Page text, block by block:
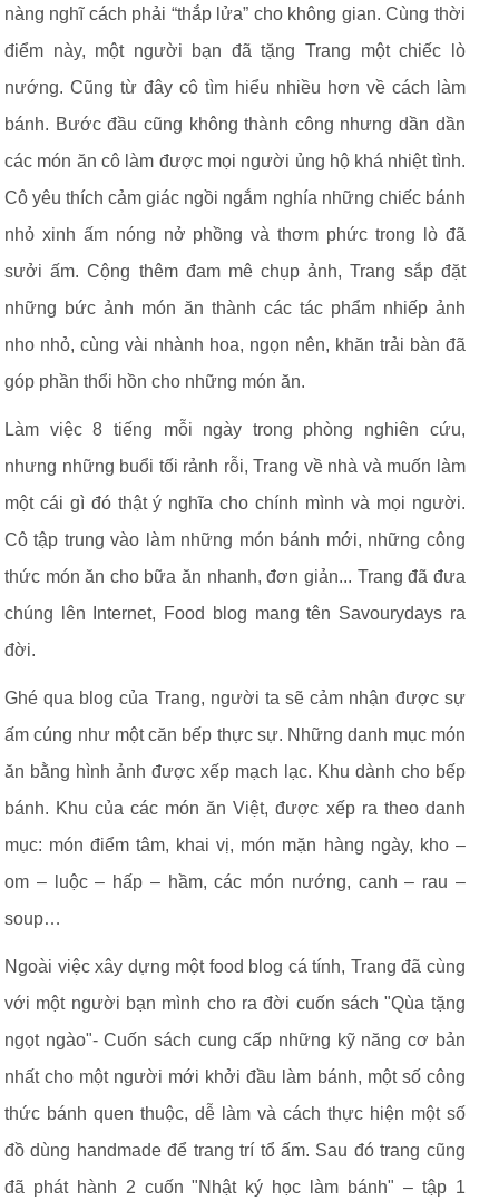
nàng nghĩ cách phải “thắp lửa” cho không gian. Cùng thời
điểm này, một người bạn đã tặng Trang một chiếc lò
nướng. Cũng từ đây cô tìm hiểu nhiều hơn về cách làm
bánh. Bước đầu cũng không thành công nhưng dần dần
các món ăn cô làm được mọi người ủng hộ khá nhiệt tình.
Cô yêu thích cảm giác ngồi ngắm nghía những chiếc bánh
nhỏ xinh ấm nóng nở phồng và thơm phức trong lò đã
sưởi ấm. Cộng thêm đam mê chụp ảnh, Trang sắp đặt
những bức ảnh món ăn thành các tác phẩm nhiếp ảnh
nho nhỏ, cùng vài nhành hoa, ngọn nên, khăn trải bàn đã
góp phần thổi hồn cho những món ăn.
Làm việc 8 tiếng mỗi ngày trong phòng nghiên cứu,
nhưng những buổi tối rảnh rỗi, Trang về nhà và muốn làm
một cái gì đó thật ý nghĩa cho chính mình và mọi người.
Cô tập trung vào làm những món bánh mới, những công
thức món ăn cho bữa ăn nhanh, đơn giản... Trang đã đưa
chúng lên Internet, Food blog mang tên Savourydays ra
đời.
Ghé qua blog của Trang, người ta sẽ cảm nhận được sự
ấm cúng như một căn bếp thực sự. Những danh mục món
ăn bằng hình ảnh được xếp mạch lạc. Khu dành cho bếp
bánh. Khu của các món ăn Việt, được xếp ra theo danh
mục: món điểm tâm, khai vị, món mặn hàng ngày, kho –
om – luộc – hấp – hầm, các món nướng, canh – rau –
soup…
Ngoài việc xây dựng một food blog cá tính, Trang đã cùng
với một người bạn mình cho ra đời cuốn sách "Qùa tặng
ngọt ngào"- Cuốn sách cung cấp những kỹ năng cơ bản
nhất cho một người mới khởi đầu làm bánh, một số công
thức bánh quen thuộc, dễ làm và cách thực hiện một số
đồ dùng handmade để trang trí tổ ấm. Sau đó trang cũng
đã phát hành 2 cuốn "Nhật ký học làm bánh" – tập 1